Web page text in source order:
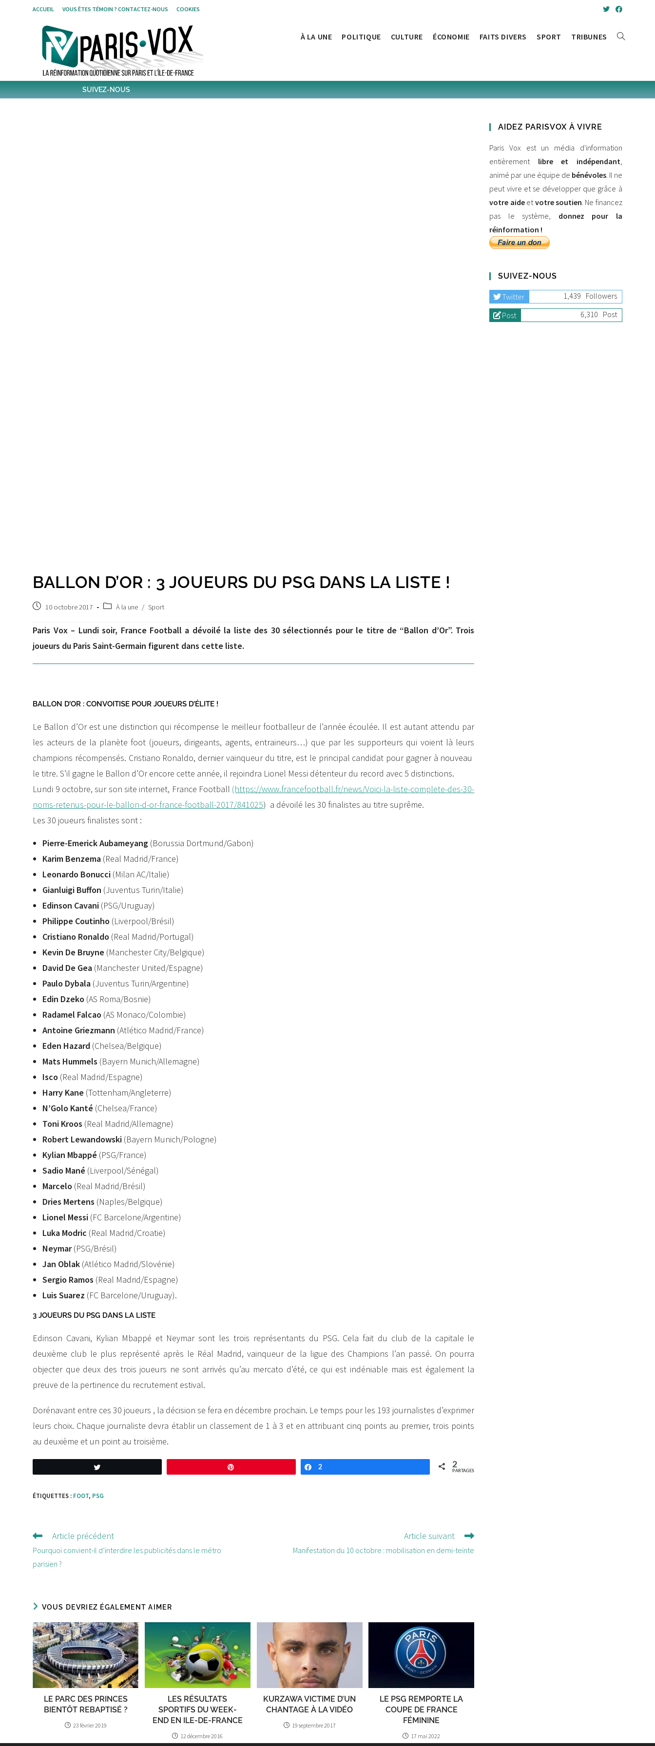
ACCUEIL VOUS ÊTES TÉMOIN ? CONTACTEZ-NOUS COOKIES
À LA UNE POLITIQUE CULTURE ÉCONOMIE FAITS DIVERS SPORT TRIBUNES
SUIVEZ-NOUS
BALLON D’OR : 3 JOUEURS DU PSG DANS LA LISTE !
Post10 octobre 2017
PostÀ la une / Sport
Paris Vox – Lundi soir, France Football a dévoilé la liste des 30 sélectionnés pour le titre de “Ballon d’Or”. Trois
joueurs du Paris Saint-Germain figurent dans cette liste.
BALLON D’OR : CONVOITISE POUR JOUEURS D’ÉLITE !
Le Ballon d’Or est une distinction qui récompense le meilleur footballeur de l’année écoulée. Il est autant attendu par
les acteurs de la planète foot (joueurs, dirigeants, agents, entraineurs…) que par les supporteurs qui voient là leurs
champions récompensés. Cristiano Ronaldo, dernier vainqueur du titre, est le principal candidat pour gagner à nouveau
le titre. S’il gagne le Ballon d’Or encore cette année, il rejoindra Lionel Messi détenteur du record avec 5 distinctions.
Lundi 9 octobre, sur son site internet, France Football (https://www.francefootball.fr/news/Voici-la-liste-complete-des-30-
noms-retenus-pour-le-ballon-d-or-france-football-2017/841025) a dévoilé les 30 finalistes au titre suprême.
Les 30 joueurs finalistes sont :
Pierre-Emerick Aubameyang (Borussia Dortmund/Gabon)
Karim Benzema (Real Madrid/France)
Leonardo Bonucci (Milan AC/Italie)
Gianluigi Buffon (Juventus Turin/Italie)
Edinson Cavani (PSG/Uruguay)
Philippe Coutinho (Liverpool/Brésil)
Cristiano Ronaldo (Real Madrid/Portugal)
Kevin De Bruyne (Manchester City/Belgique)
David De Gea (Manchester United/Espagne)
Paulo Dybala (Juventus Turin/Argentine)
Edin Dzeko (AS Roma/Bosnie)
Radamel Falcao (AS Monaco/Colombie)
Antoine Griezmann (Atlético Madrid/France)
Eden Hazard (Chelsea/Belgique)
Mats Hummels (Bayern Munich/Allemagne)
Isco (Real Madrid/Espagne)
Harry Kane (Tottenham/Angleterre)
N’Golo Kanté (Chelsea/France)
Toni Kroos (Real Madrid/Allemagne)
Robert Lewandowski (Bayern Munich/Pologne)
Kylian Mbappé (PSG/France)
Sadio Mané (Liverpool/Sénégal)
Marcelo (Real Madrid/Brésil)
Dries Mertens (Naples/Belgique)
Lionel Messi (FC Barcelone/Argentine)
Luka Modric (Real Madrid/Croatie)
Neymar(PSG/Brésil)
Jan Oblak (Atlético Madrid/Slovénie)
Sergio Ramos (Real Madrid/Espagne)
Luis Suarez (FC Barcelone/Uruguay).
3 JOUEURS DU PSG DANS LA LISTE
Edinson Cavani, Kylian Mbappé et Neymar sont les trois représentants du PSG. Cela fait du club de la capitale le
deuxième club le plus représenté après le Réal Madrid, vainqueur de la ligue des Champions l’an passé. On pourra
objecter que deux des trois joueurs ne sont arrivés qu’au mercato d’été, ce qui est indéniable mais est également la
preuve de la pertinence du recrutement estival.
Dorénavant entre ces 30 joueurs , la décision se fera en décembre prochain. Le temps pour les 193 journalistes d’exprimer
leurs choix. Chaque journaliste devra établir un classement de 1 à 3 et en attribuant cinq points au premier, trois points
au deuxième et un point au troisième.
Partagez
2 2
PARTAGES
ÉTIQUETTES : FOOT, PSG
Lire
d'autres
articles
Article précédent
Pourquoi convient-il d’interdire les publicités dans le métro
parisien ?
Article suivant
Manifestation du 10 octobre : mobilisation en demi-teinte
VOUS DEVRIEZ ÉGALEMENT AIMER
LE PARC DES PRINCES
BIENTÔT REBAPTISÉ ?
23 février 2019
LES RÉSULTATS
SPORTIFS DU WEEK-
END EN ILE-DE-FRANCE
12 décembre 2016
KURZAWA VICTIME D’UN
CHANTAGE À LA VIDÉO
19 septembre 2017
LE PSG REMPORTE LA
COUPE DE FRANCE
FÉMININE
17 mai 2022
AIDEZ PARISVOX À VIVRE
Paris Vox est un média d'information
entièrement libre et indépendant,
animé par une équipe de bénévoles. Il ne
peut vivre et se développer que grâce à
votre aideetvotre soutien. Ne financez
pas le système, donnez pour la
réinformation !
SUIVEZ-NOUS
Twitter 1,439 Followers
Post
6,310 Post